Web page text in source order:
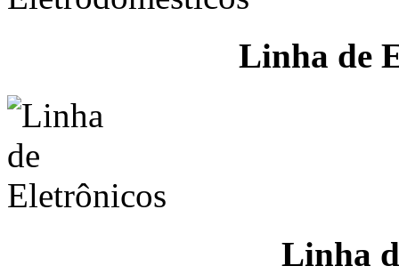
Linha de
Linha